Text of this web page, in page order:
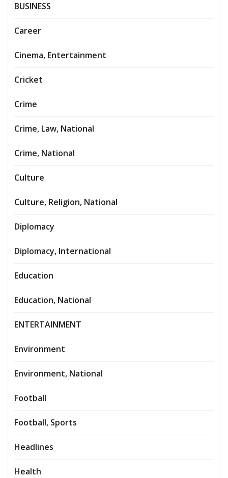
BUSINESS
Career
Cinema, Entertainment
Cricket
Crime
Crime, Law, National
Crime, National
Culture
Culture, Religion, National
Diplomacy
Diplomacy, International
Education
Education, National
ENTERTAINMENT
Environment
Environment, National
Football
Football, Sports
Headlines
Health